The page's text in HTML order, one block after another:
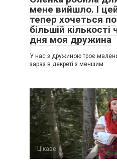
мене вийшло. І
тепер хочеться
більшій кількості
дня моя дружина
У нас з дружиною троє
зараз в декреті з меншим
Цікаве